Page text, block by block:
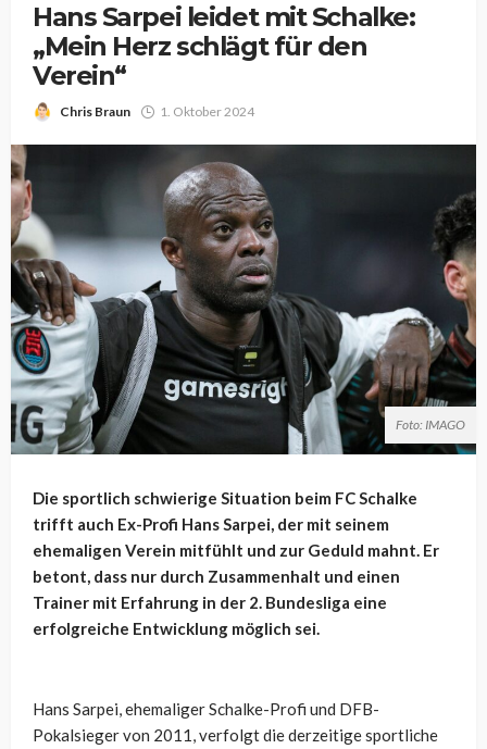
Hans Sarpei leidet mit Schalke:
„Mein Herz schlägt für den
Verein“
Chris Braun 1. Oktober 2024
Foto: IMAGO
Die sportlich schwierige Situation beim FC Schalke
trifft auch Ex-Profi Hans Sarpei, der mit seinem
ehemaligen Verein mitfühlt und zur Geduld mahnt. Er
betont, dass nur durch Zusammenhalt und einen
Trainer mit Erfahrung in der 2. Bundesliga eine
erfolgreiche Entwicklung möglich sei.
Hans Sarpei, ehemaliger Schalke-Profi und DFB-
Pokalsieger von 2011, verfolgt die derzeitige sportliche